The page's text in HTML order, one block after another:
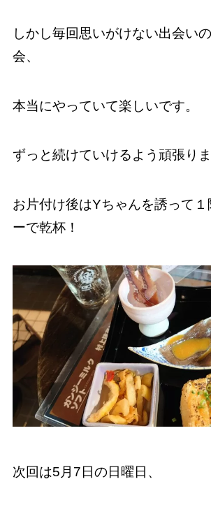
しかし毎回思いがけない出会い
会、
本当にやっていて楽しいです。
ずっと続けていけるよう頑張りま
お片付け後はYちゃんを誘って
ーで乾杯！
次回は5月7日の日曜日、